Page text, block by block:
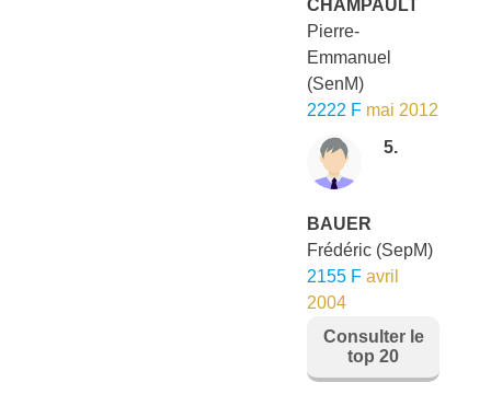
CHAMPAULT
Pierre-
Emmanuel
(SenM)
2222 F mai 2012
5.
BAUER
Frédéric (SepM)
2155 F avril
2004
Consulter le
top 20